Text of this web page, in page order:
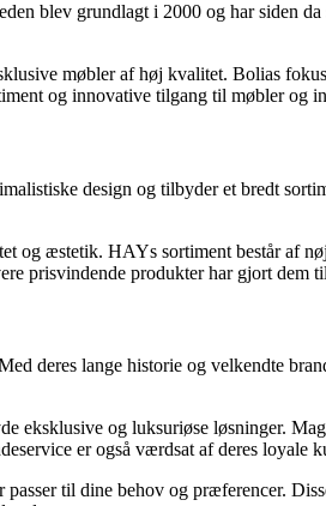
blev grundlagt i 2000 og har siden
møbler af høj kvalitet. Bolias
og innovative tilgang til møbler og
design og tilbyder et bredt
æstetik. HAYs sortiment består af
prisvindende produkter har gjort dem
deres lange historie og velkendte
eksklusive og luksuriøse løsninger.
er også værdsat af deres loyale
til dine behov og præferencer.